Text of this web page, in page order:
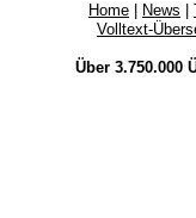
Home News
Volltext-
Über 3.750.000